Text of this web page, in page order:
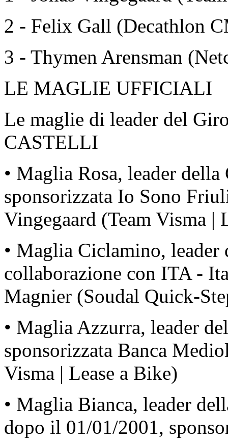
2 - Felix Gall (Decathlon
3 - Thymen Arensman
LE MAGLIE UFFICIALI
Le maglie di leader del
CASTELLI
• Maglia Rosa, leader
sponsorizzata Io Sono
Vingegaard (Team Visma |
• Maglia Ciclamino,
collaborazione con ITA -
Magnier (Soudal Quick-
• Maglia Azzurra, leader
sponsorizzata Banca
Visma | Lease a Bike)
• Maglia Bianca, leader
dopo il 01/01/2001,